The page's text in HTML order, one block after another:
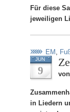
Für diese
jeweiligen
EM ,
JUN
9
in Liedern